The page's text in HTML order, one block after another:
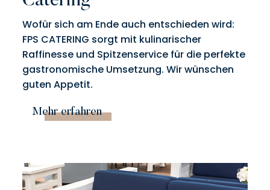
Wofür sich am Ende auch entschieden wird:
FPS CATERING sorgt mit kulinarischer
Raffinesse und Spitzenservice für die perfekte
gastronomische Umsetzung. Wir wünschen
guten Appetit.
Mehr erfahren